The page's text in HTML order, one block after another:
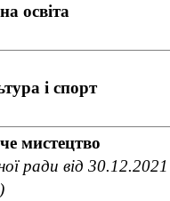
освіта
і спорт
мистецтво
ради від 30.12.2021